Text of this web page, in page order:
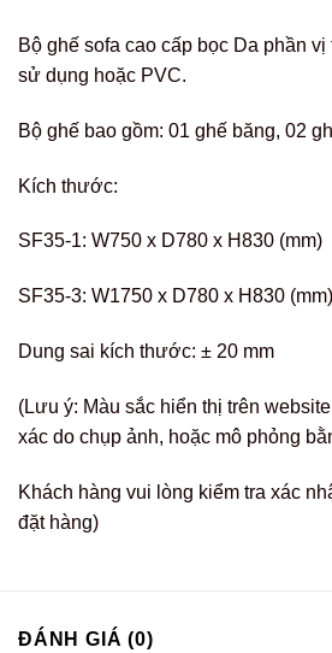
Bộ ghế sofa cao cấp bọc Da phần
sử dụng hoặc PVC.
Bộ ghế bao gồm: 01 ghế băng, 02
Kích thước:
SF35-1: W750 x D780 x H830 (mm)
SF35-3: W1750 x D780 x H830 (mm)
Dung sai kích thước: ± 20 mm
(Lưu ý: Màu sắc hiển thị trên
xác do chụp ảnh, hoặc mô phỏng
Khách hàng vui lòng kiểm tra xác
đặt hàng)
ĐÁNH GIÁ (0)